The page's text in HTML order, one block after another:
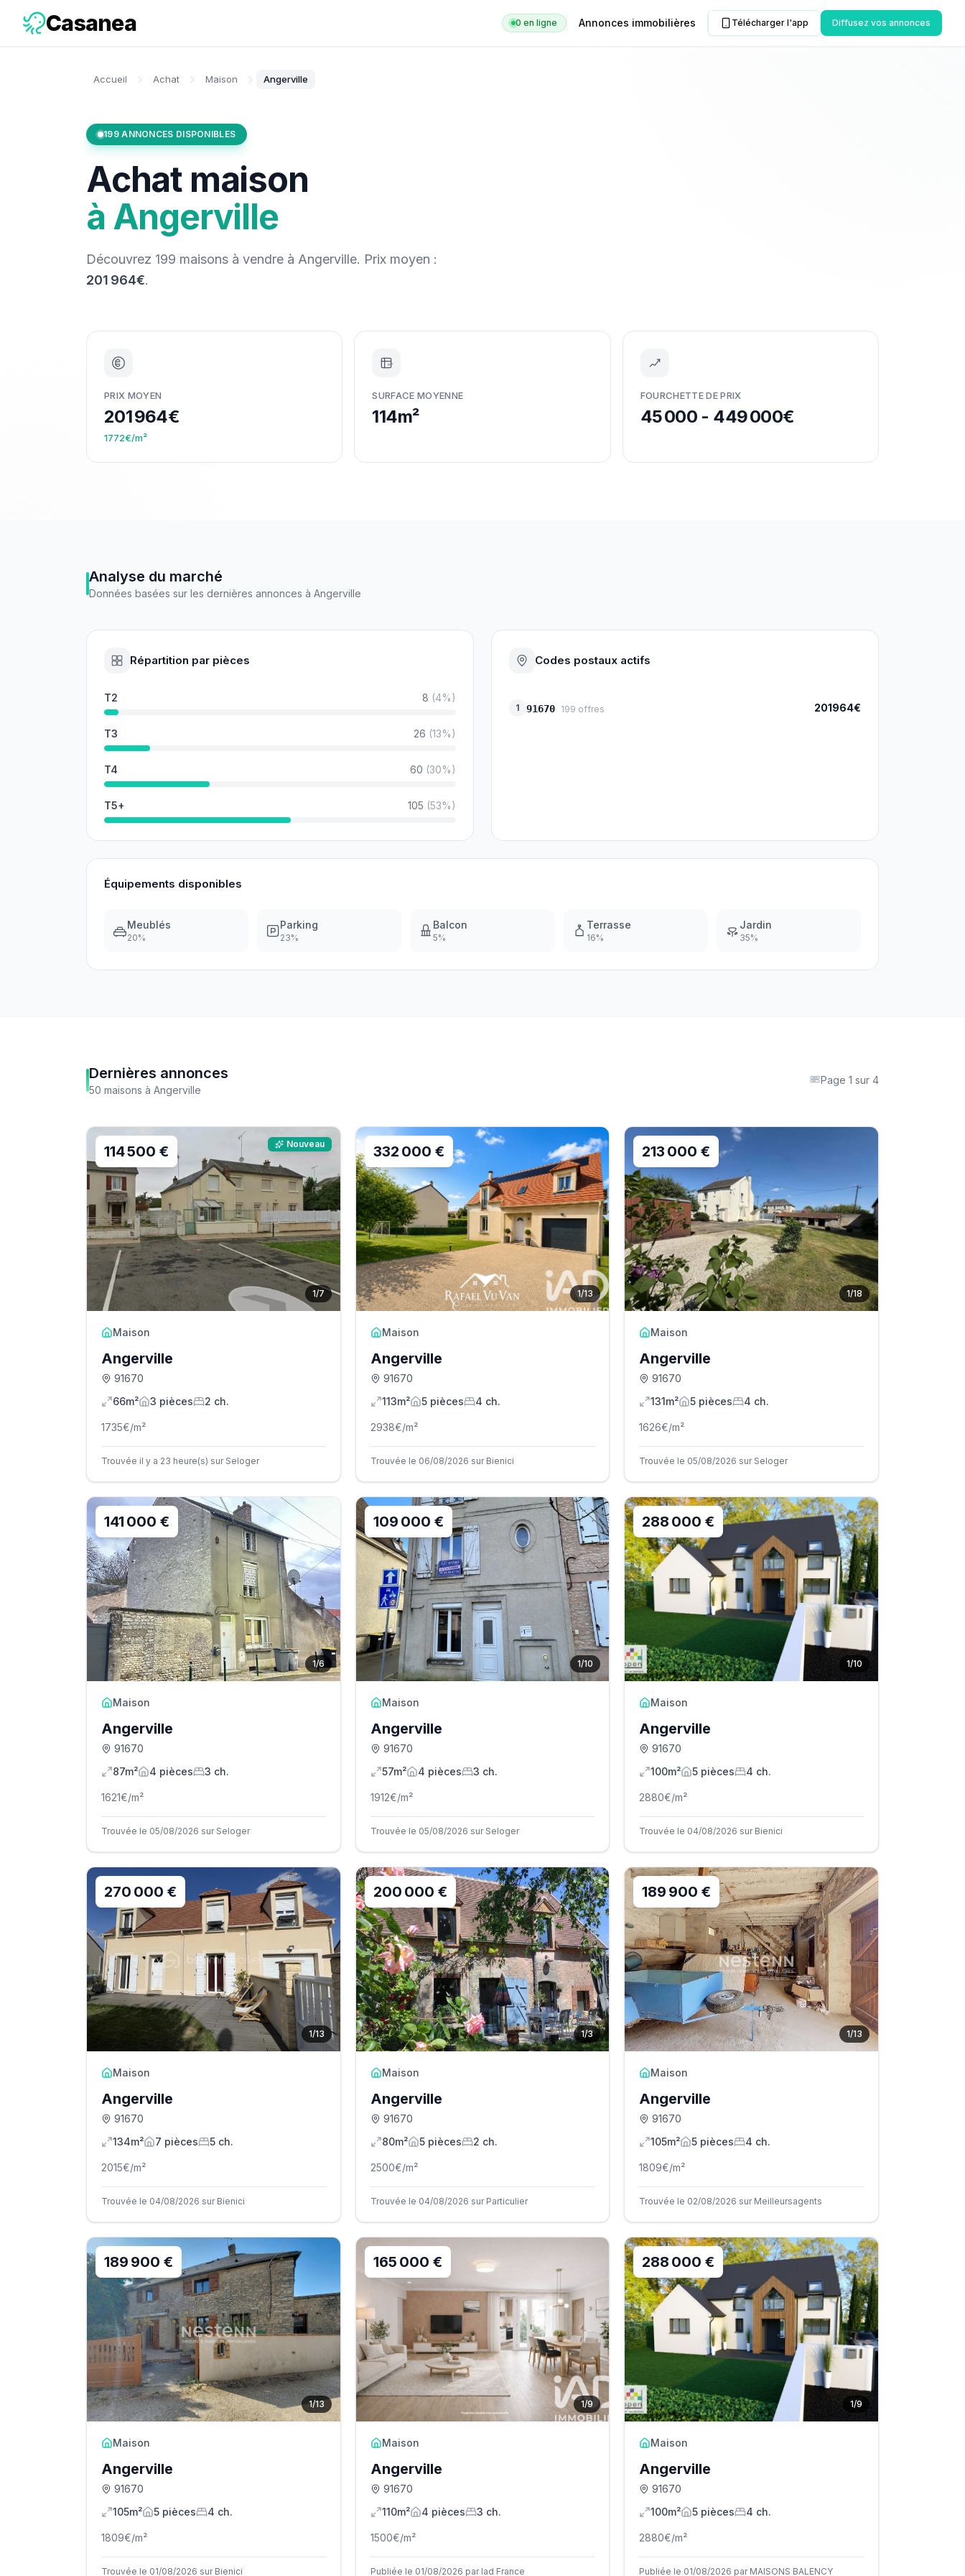
Casanea 0 en ligne Annonces immobilières Télécharger l'app Diffusez vos annonces
Accueil Achat Maison Angerville
199ANNONCES DISPONIBLES
Achat maison
à Angerville
Découvrez 199 maisons à vendre à Angerville. Prix moyen :
201 964€.
PRIX MOYEN
201 964€
1772€/m²
m²
SURFACE MOYENNE
114m²
FOURCHETTE DE PRIX
45 000 - 449 000€
Analyse du marché
Données basées sur les dernières annonces à Angerville
Répartition par pièces
T2 8 (4%)
T3 26 (13%)
T4 60 (30%)
T5+ 105 (53%)
Codes postaux actifs
1 91670 199 offres 201964€
Équipements disponibles
Meublés
20%
Parking
23%
Balcon
5%
Terrasse
16%
Jardin
35%
Dernières annonces
50 maisons à Angerville
Page 1 sur 4
1/7
114 500 € Nouveau
Maison
Angerville
91670
66m²
3 pièces 2 ch.
1735€/m²
Trouvée il y a 23 heure(s) sur Seloger
1/13
332 000 €
Maison
Angerville
91670
113m²
5pièces 4 ch.
2938€/m²
Trouvée le 06/08/2026 sur Bienici
1/18
213 000 €
Maison
Angerville
91670
131m²
5 pièces 4 ch.
1626€/m²
Trouvée le 05/08/2026 sur Seloger
1/6
141 000 €
Maison
Angerville
91670
87m²
4 pièces 3 ch.
1621€/m²
Trouvée le 05/08/2026 sur Seloger
1/10
109 000 €
Maison
Angerville
91670
57m²
4 pièces 3 ch.
1912€/m²
Trouvée le 05/08/2026 sur Seloger
1/10
288 000 €
Maison
Angerville
91670
100m²
5 pièces 4 ch.
2880€/m²
Trouvée le 04/08/2026 sur Bienici
1/13
270 000 €
Maison
Angerville
91670
134m²
7 pièces 5 ch.
2015€/m²
Trouvée le 04/08/2026 sur Bienici
1/3
200 000 €
Maison
Angerville
91670
80m²
5pièces 2 ch.
2500€/m²
Trouvée le 04/08/2026 sur Particulier
1/13
189 900 €
Maison
Angerville
91670
105m²
5 pièces 4 ch.
1809€/m²
Trouvée le 02/08/2026 sur Meilleursagents
1/13
189 900 €
Maison
Angerville
91670
105m²
5 pièces 4 ch.
1809€/m²
Trouvée le 01/08/2026 sur Bienici
1/9
165 000 €
Maison
Angerville
91670
110m²
4 pièces 3 ch.
1500€/m²
Publiée le 01/08/2026 par Iad France
1/9
288 000 €
Maison
Angerville
91670
100m²
5 pièces 4 ch.
2880€/m²
Publiée le 01/08/2026 par MAISONS BALENCY